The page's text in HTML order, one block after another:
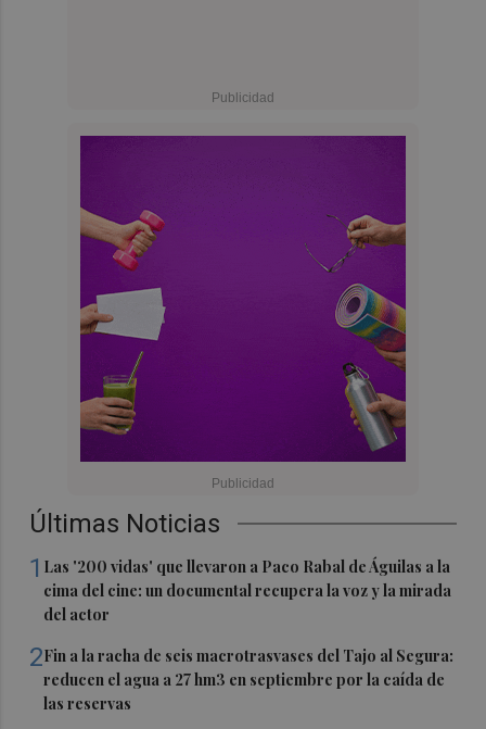
Últimas Noticias
1 Las '200 vidas' que llevaron a Paco Rabal de Águilas a la
cima del cine: un documental recupera la voz y la mirada
del actor
2Fin a la racha de seis macrotrasvases del Tajo al Segura:
reducen el agua a 27 hm3 en septiembre por la caída de
las reservas